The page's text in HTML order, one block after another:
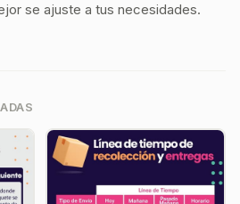
se ajuste a tus necesidades.